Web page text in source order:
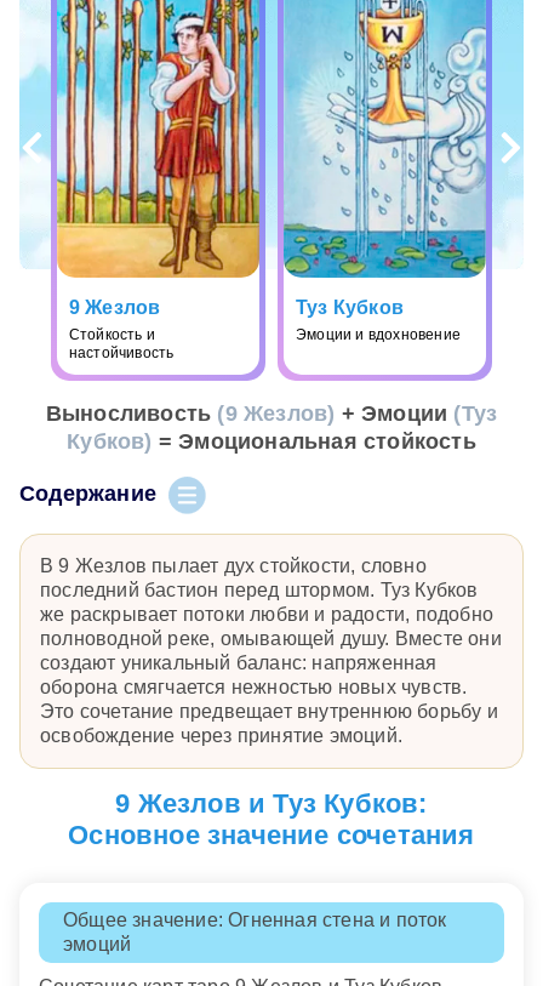
9 Жезлов
Стойкость и
настойчивость
Туз Кубков
Эмоции и вдохновение
Выносливость (9 Жезлов) + Эмоции (Туз
Кубков) = Эмоциональная стойкость
Содержание
В 9 Жезлов пылает дух стойкости, словно
последний бастион перед штормом. Туз Кубков
же раскрывает потоки любви и радости, подобно
полноводной реке, омывающей душу. Вместе они
создают уникальный баланс: напряженная
оборона смягчается нежностью новых чувств.
Это сочетание предвещает внутреннюю борьбу и
освобождение через принятие эмоций.
9 Жезлов и Туз Кубков:
Основное значение сочетания
Общее значение: Огненная стена и поток
эмоций